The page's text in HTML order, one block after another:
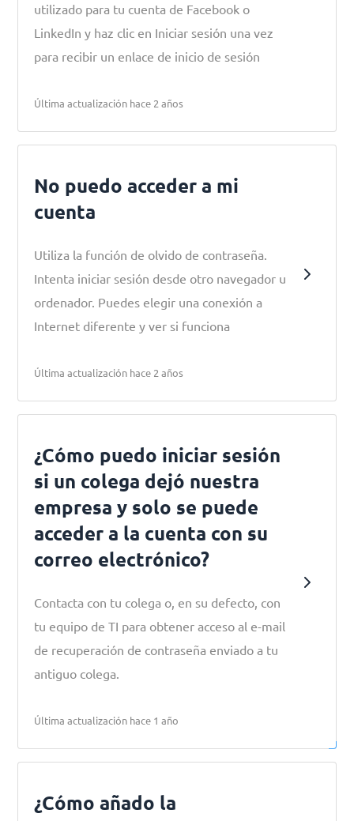
utilizado para tu cuenta de Facebook o
LinkedIn y haz clic en Iniciar sesión una vez
para recibir un enlace de inicio de sesión
Última actualización hace 2 años
No puedo acceder a mi
cuenta
Utiliza la función de olvido de contraseña.
Intenta iniciar sesión desde otro navegador u
ordenador. Puedes elegir una conexión a
Internet diferente y ver si funciona
Última actualización hace 2 años
¿Cómo puedo iniciar sesión
si un colega dejó nuestra
empresa y solo se puede
acceder a la cuenta con su
correo electrónico?
Contacta con tu colega o, en su defecto, con
tu equipo de TI para obtener acceso al e-mail
de recuperación de contraseña enviado a tu
antiguo colega.
Última actualización hace 1 año
¿Cómo añado la